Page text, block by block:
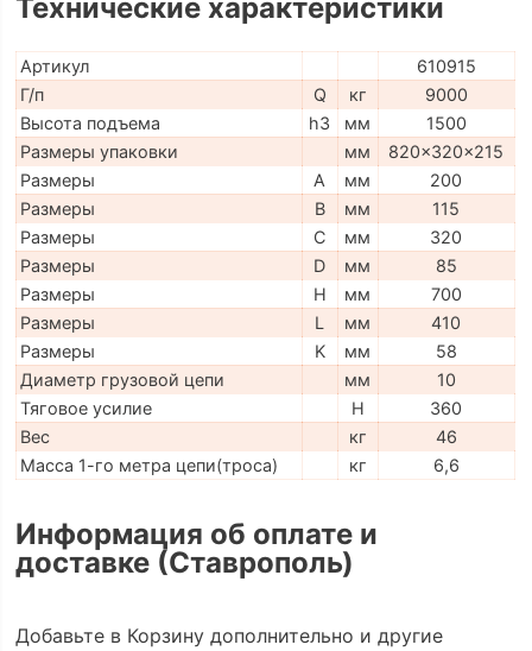
Технические характеристики
Артикул
610915
Г/п
Q кг
9000
Высота подъема
h3 мм
1500
Размеры упаковки
мм
820x320x215
Размеры
A мм
200
Размеры
B мм
115
Размеры
C мм
320
Размеры
D мм
85
Размеры
H мм
700
Размеры
L мм
410
Размеры
K мм
58
Диаметр грузовой цепи
мм
10
Тяговое усилие
H
360
Вес
кг
46
Масса 1-го метра цепи(троса)
кг 6,6
Информация об оплате и
доставке (Ставрополь)
Добавьте в Корзину дополнительно и другие